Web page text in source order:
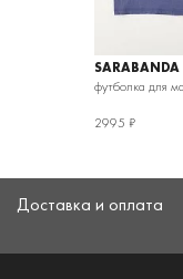
SARABANDA
футболка для
2995 ₽
Доставка и оплата